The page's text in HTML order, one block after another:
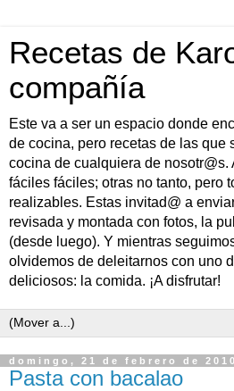
Recetas de
compañía
Este va a ser un espacio donde
de cocina, pero recetas de las que
cocina de cualquiera de nosotr@s.
fáciles fáciles; otras no tanto, pero
realizables. Estas invitad@ a
revisada y montada con fotos, la
(desde luego). Y mientras
olvidemos de deleitarnos con uno
deliciosos: la comida. ¡A disfrutar!
domingo, 21 de febrero de 2010
Pasta con bacalao